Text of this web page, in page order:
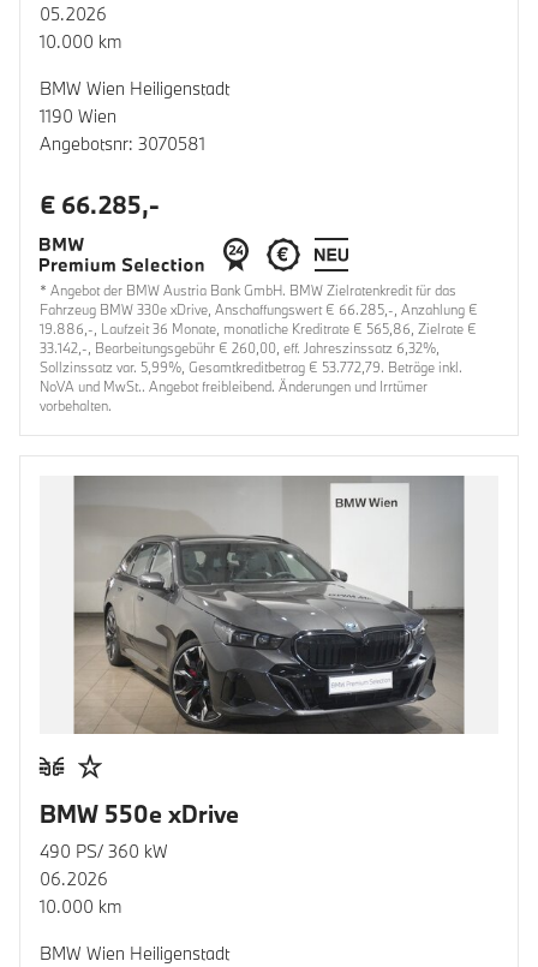
05.2026
10.000 km
BMW Wien Heiligenstadt
1190 Wien
Angebotsnr: 3070581
€ 66.285,-
* Angebot der BMW Austria Bank GmbH. BMW Zielratenkredit für das
Fahrzeug BMW 330e xDrive, Anschaffungswert € 66.285,-, Anzahlung €
19.886,-, Laufzeit 36 Monate, monatliche Kreditrate € 565,86, Zielrate €
33.142,-, Bearbeitungsgebühr € 260,00, eff. Jahreszinssatz 6,32%,
Sollzinssatz var. 5,99%, Gesamtkreditbetrag € 53.772,79. Beträge inkl.
NoVA und MwSt.. Angebot freibleibend. Änderungen und Irrtümer
vorbehalten.
BMW 550e xDrive
490 PS/ 360 kW
06.2026
10.000 km
BMW Wien Heiligenstadt